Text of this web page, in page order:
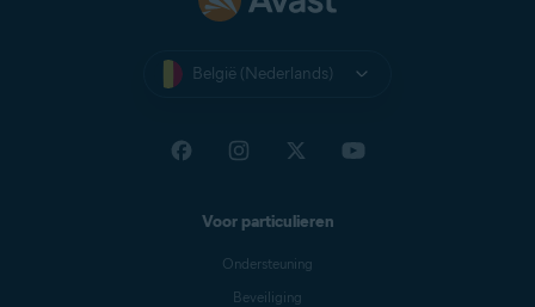
België (Nederlands)
Voor particulieren
Ondersteuning
Beveiliging